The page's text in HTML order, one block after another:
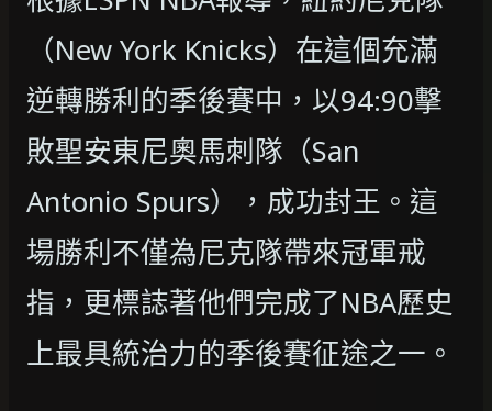
（New York Knicks）在這個充滿
逆轉勝利的季後賽中，以94:90擊
敗聖安東尼奧馬刺隊（San
Antonio Spurs），成功封王。這
場勝利不僅為尼克隊帶來冠軍戒
指，更標誌著他們完成了NBA歷史
上最具統治力的季後賽征途之一。